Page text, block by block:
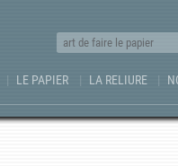
LE PAPIER LA RELIURE